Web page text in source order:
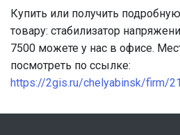
Купить или получить
товару: стабилизатор
7500 можете у нас в офисе.
посмотреть по ссылке:
https://2gis.ru/chelyabinsk/firm/